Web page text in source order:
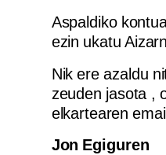
Aspaldiko
ezin ukatu
Nik ere azaldu
zeuden jasota ,
elkartearen
Jon Egiguren